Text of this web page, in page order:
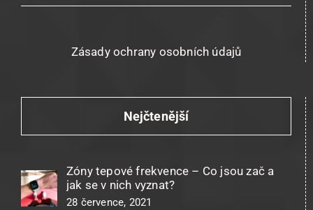
Zásady ochrany osobních údajů
Nejčtenější
Zóny tepové frekvence – Co jsou zač a
jak se v nich vyznat?
28 července, 2021